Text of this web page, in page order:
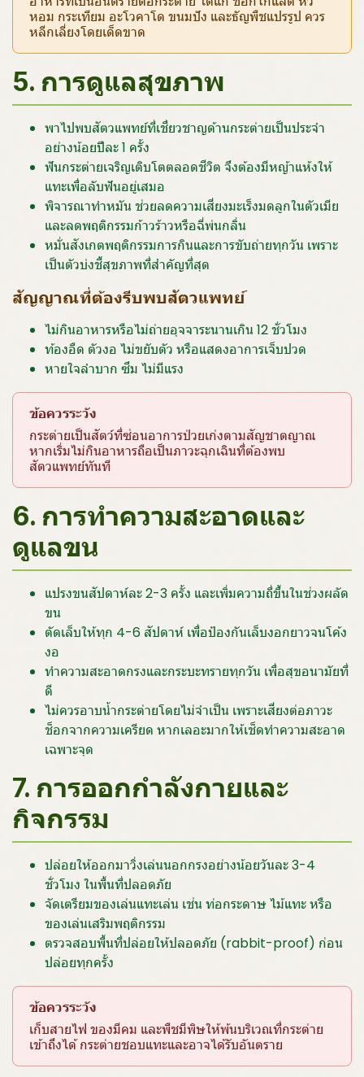
หอม กระเทียม อะโวคาโด ขนมปัง และธัญพืชแปรรูป ควร
หลีกเลี่ยงโดยเด็ดขาด
5. การดูแลสุขภาพ
พาไปพบสัตวแพทย์ที่เชี่ยวชาญด้านกระต่ายเป็นประจำ
อย่างน้อยปีละ 1 ครั้ง
ฟันกระต่ายเจริญเติบโตตลอดชีวิต จึงต้องมีหญ้าแห้งให้
แทะเพื่อลับฟันอยู่เสมอ
พิจารณาทำหมัน ช่วยลดความเสี่ยงมะเร็งมดลูกในตัวเมีย
และลดพฤติกรรมก้าวร้าวหรือฉี่พ่นกลิ่น
หมั่นสังเกตพฤติกรรมการกินและการขับถ่ายทุกวัน เพราะ
เป็นตัวบ่งชี้สุขภาพที่สำคัญที่สุด
สัญญาณที่ต้องรีบพบสัตวแพทย์
ไม่กินอาหารหรือไม่ถ่ายอุจจาระนานเกิน 12 ชั่วโมง
ท้องอืด ตัวงอ ไม่ขยับตัว หรือแสดงอาการเจ็บปวด
หายใจลำบาก ซึม ไม่มีแรง
ข้อควรระวัง
กระต่ายเป็นสัตว์ที่ซ่อนอาการป่วยเก่งตามสัญชาตญาณ
หากเริ่มไม่กินอาหารถือเป็นภาวะฉุกเฉินที่ต้องพบ
สัตวแพทย์ทันที
6. การทำความสะอาดและ
ดูแลขน
แปรงขนสัปดาห์ละ 2-3 ครั้ง และเพิ่มความถี่ขึ้นในช่วงผลัด
ขน
ตัดเล็บให้ทุก 4-6 สัปดาห์ เพื่อป้องกันเล็บงอกยาวจนโค้ง
งอ
ทำความสะอาดกรงและกระบะทรายทุกวัน เพื่อสุขอนามัยที่
ดี
ไม่ควรอาบน้ำกระต่ายโดยไม่จำเป็น เพราะเสี่ยงต่อภาวะ
ช็อกจากความเครียด หากเลอะมากให้เช็ดทำความสะอาด
เฉพาะจุด
7. การออกกำลังกายและ
กิจกรรม
ปล่อยให้ออกมาวิ่งเล่นนอกกรงอย่างน้อยวันละ 3-4
ชั่วโมง ในพื้นที่ปลอดภัย
จัดเตรียมของเล่นแทะเล่น เช่น ท่อกระดาษ ไม้แทะ หรือ
ของเล่นเสริมพฤติกรรม
ตรวจสอบพื้นที่ปล่อยให้ปลอดภัย (rabbit-proof) ก่อน
ปล่อยทุกครั้ง
ข้อควรระวัง
เก็บสายไฟ ของมีคม และพืชมีพิษให้พ้นบริเวณที่กระต่าย
เข้าถึงได้ กระต่ายชอบแทะและอาจได้รับอันตราย